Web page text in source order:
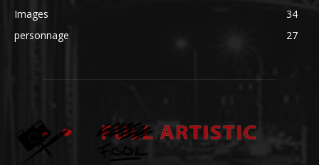
Images
34
personnage
27